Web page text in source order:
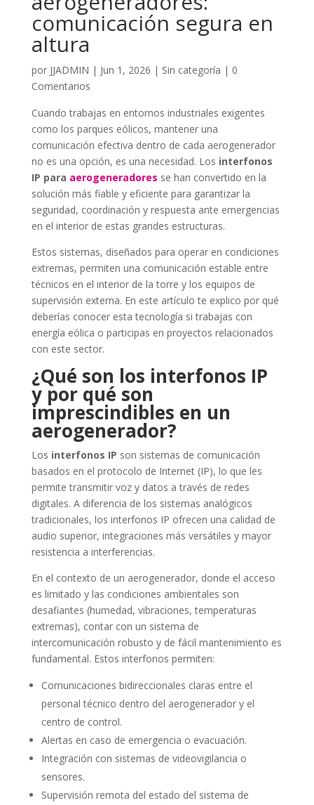
comunicación segura en
altura
por JJADMIN | Jun 1, 2026 | Sin categoría | 0
Comentarios
Cuando trabajas en entornos industriales exigentes
como los parques eólicos, mantener una
comunicación efectiva dentro de cada aerogenerador
no es una opción, es una necesidad. Los interfonos
IP para aerogeneradores se han convertido en la
solución más fiable y eficiente para garantizar la
seguridad, coordinación y respuesta ante emergencias
en el interior de estas grandes estructuras.
Estos sistemas, diseñados para operar en condiciones
extremas, permiten una comunicación estable entre
técnicos en el interior de la torre y los equipos de
supervisión externa. En este artículo te explico por qué
deberías conocer esta tecnología si trabajas con
energía eólica o participas en proyectos relacionados
con este sector.
¿Qué son los interfonos IP
y por qué son
imprescindibles en un
aerogenerador?
Los interfonos IP son sistemas de comunicación
basados en el protocolo de Internet (IP), lo que les
permite transmitir voz y datos a través de redes
digitales. A diferencia de los sistemas analógicos
tradicionales, los interfonos IP ofrecen una calidad de
audio superior, integraciones más versátiles y mayor
resistencia a interferencias.
En el contexto de un aerogenerador, donde el acceso
es limitado y las condiciones ambientales son
desafiantes (humedad, vibraciones, temperaturas
extremas), contar con un sistema de
intercomunicación robusto y de fácil mantenimiento es
fundamental. Estos interfonos permiten:
Comunicaciones bidireccionales claras entre el
personal técnico dentro del aerogenerador y el
centro de control.
Alertas en caso de emergencia o evacuación.
Integración con sistemas de videovigilancia o
sensores.
Supervisión remota del estado del sistema de